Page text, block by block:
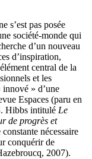
s’est pas posée
société-monde qui
d’un nouveau
d’inspiration,
central de la
et les
» d’une
Espaces (paru en
Hibbs intitulé Le
de progrès et
nécessaire
conquérir de
2007).